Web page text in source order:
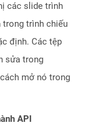
các slide trình
trong trình chiếu
định. Các tệp
sửa trong
mở nó trong
API